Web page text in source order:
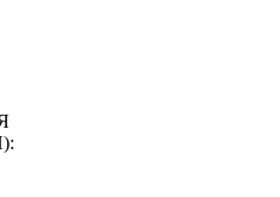
: